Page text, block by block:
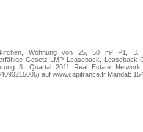
Wohnung von 25, 50 m² P1, 3.
Gesetz LMP Leaseback, Leaseback
3. Quartal 2011 Real Estate
auf www.capifrance.fr Mandat: